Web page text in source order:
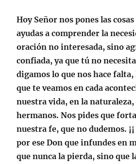
Hoy Señor nos pones las
ayudas a comprender la
oración no interesada, sino
confiada, ya que tú no
digamos lo que nos hace falta,
que te veamos en cada
nuestra vida, en la naturaleza,
hermanos. Nos pides que
nuestra fe, que no dudemos.
por ese Don que infundes en
que nunca la pierda, sino que